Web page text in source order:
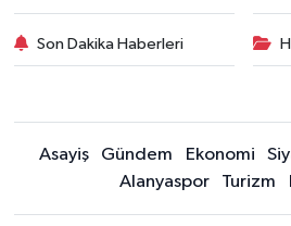
Son Dakika Haberleri
Asayiş Gündem Ekonomi
Alanyaspor
Turizm